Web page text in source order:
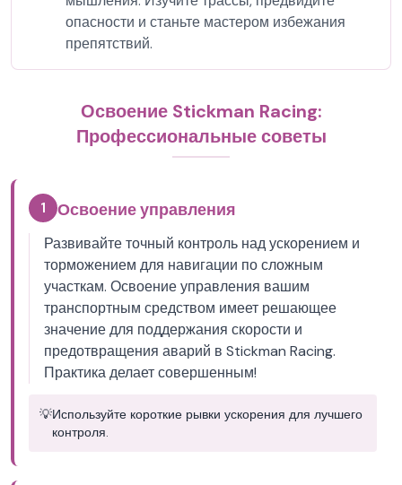
опасности и станьте мастером избежания
препятствий.
Освоение Stickman Racing:
Профессиональные советы
1 Освоение управления
Развивайте точный контроль над ускорением и
торможением для навигации по сложным
участкам. Освоение управления вашим
транспортным средством имеет решающее
значение для поддержания скорости и
предотвращения аварий в Stickman Racing.
Практика делает совершенным!
💡Используйте короткие рывки ускорения для лучшего
контроля.